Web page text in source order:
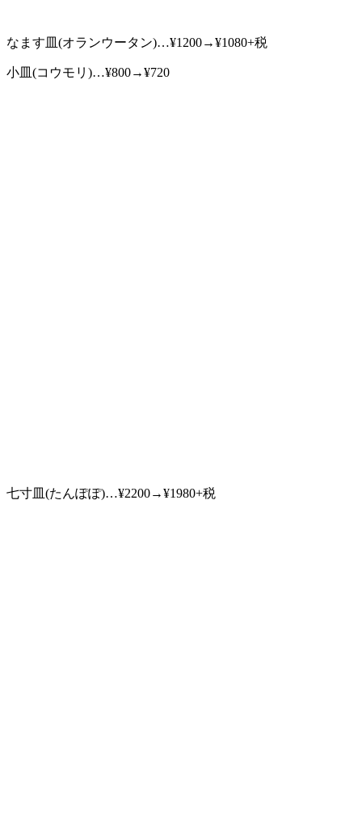
なます皿(オランウータン)…¥1200→¥1080+税
小皿(コウモリ)…¥800→¥720
七寸皿(たんぽぽ)…¥2200→¥1980+税